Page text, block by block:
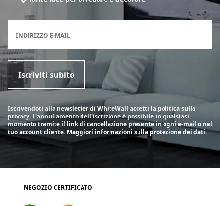
INDIRIZZO E-MAIL
Iscriviti subito
Iscrivendoti alla newsletter di WhiteWall accetti la politica sulla
privacy. L'annullamento dell'iscrizione è possibile in qualsiasi
momento tramite il link di cancellazione presente in ogni e-mail o nel
tuo account cliente. Maggiori informazioni sulla protezione dei dati.
NEGOZIO CERTIFICATO